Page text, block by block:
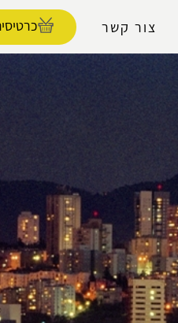
צור קשר